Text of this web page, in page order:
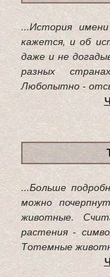
...История
кажется, и об
даже и не
разных
Любопытно -
...Больше
можно
животные.
растения -
Тотемные